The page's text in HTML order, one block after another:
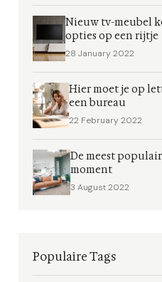
Nieuw tv-meubel
opties op een rijtje
28 January 2022
Hier moet je op
een bureau
22 February 2022
De meest
moment
3 August 2022
Populaire Tags